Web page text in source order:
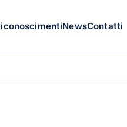
NewsContatti